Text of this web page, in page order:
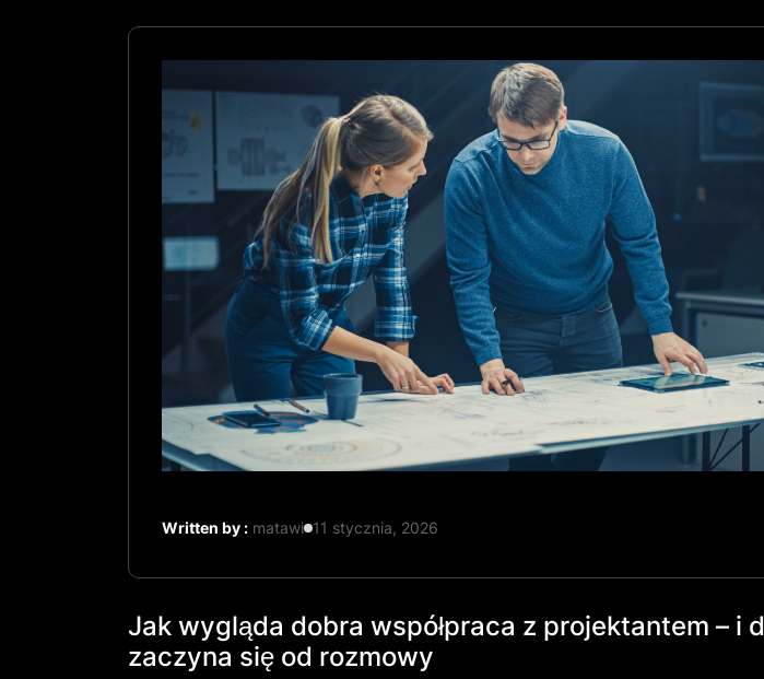
Written by : matawi 11 stycznia, 2026
Jak wygląda dobra współpraca z projektantem – i
zaczyna się od rozmowy